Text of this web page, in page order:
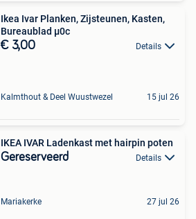
Ikea Ivar Planken, Zijsteunen, Kasten,
Bureaublad µ0c
€ 3,00 Details
Kalmthout & Deel Wuustwezel 15 jul 26
IKEA IVAR Ladenkast met hairpin poten
Gereserveerd Details
Mariakerke 27 jul 26